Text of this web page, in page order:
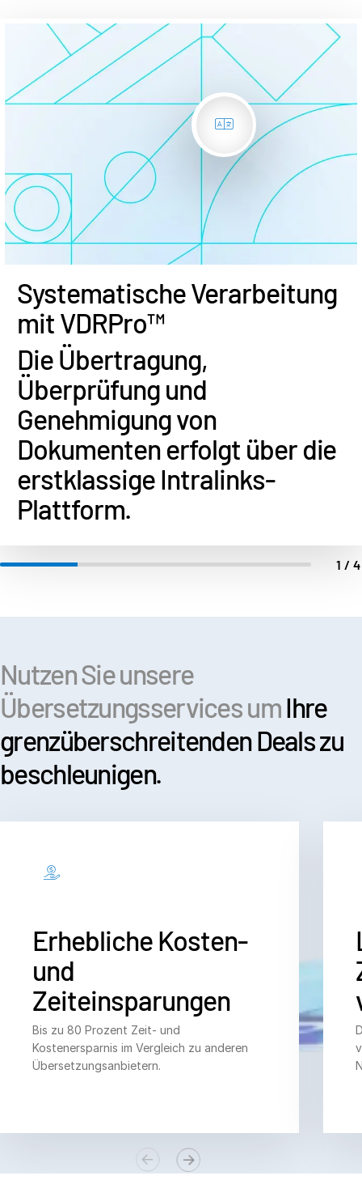
Systematische Verarbeitung
mit VDRPro™
Die Übertragung,
Überprüfung und
Genehmigung von
Dokumenten erfolgt über die
erstklassige Intralinks-
Plattform.
1/
Nutzen Sie unsere
Übersetzungsservices umIhre
grenzüberschreitenden Deals zu
beschleunigen.
Erhebliche Kosten-
und
Zeiteinsparungen
Bis zu 80 Prozent Zeit- und
Kostenersparnis im Vergleich zu anderen
Übersetzungsanbietern.